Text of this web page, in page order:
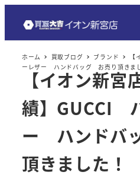
ホーム 買取ブログ ブランド
ーレザー ハンドバッグ お売り頂きま
【イオン新宮
績】GUCCI
ー ハンドバ
頂きました！